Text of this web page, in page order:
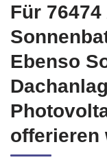
Für
Ebenso
offerieren